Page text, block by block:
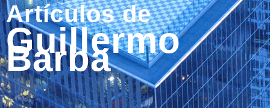
Artículos de
Guillermo
Barba